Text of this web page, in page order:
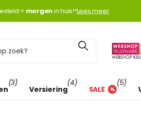
Klarna
Klarna
= morgenin huis!*Lees meer
morgen
(3)
Versiering
(4)
SALE
(5)